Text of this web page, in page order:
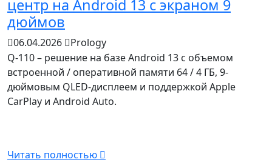
центр на Android 13 с экраном 9
дюймов
06.04.2026
Prology
Q-110 – решение на базе Android 13 с объемом
встроенной / оперативной памяти 64 / 4 ГБ, 9-
дюймовым QLED-дисплеем и поддержкой Apple
CarPlay и Android Auto.
Читать полностью